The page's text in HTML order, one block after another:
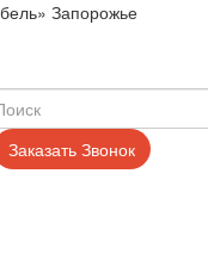
Запорожье
Заказать Звонок